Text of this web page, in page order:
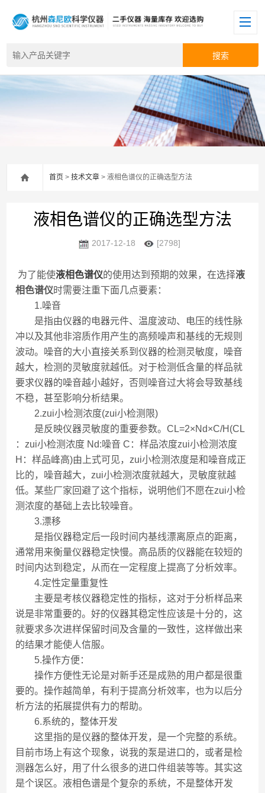
首页 >技术文章 > 液相色谱仪的正确选型方法
液相色谱仪的正确选型方法
2017-12-18 [2798]
为了能使液相色谱仪的使用达到预期的效果，在选择液
相色谱仪时需要注重下面几点要素：
1.噪音
是指由仪器的电器元件、温度波动、电压的线性脉
冲以及其他非溶质作用产生的高频噪声和基线的无规则
波动。噪音的大小直接关系到仪器的检测灵敏度，噪音
越大，检测的灵敏度就越低。对于检测低含量的样品就
要求仪器的噪音越小越好，否则噪音过大将会导致基线
不稳，甚至影响分析结果。
2.zui小检测浓度(zui小检测限)
是反映仪器灵敏度的重要参数。CL=2×Nd×C/H(CL
：zui小检测浓度 Nd:噪音 C：样品浓度zui小检测浓度
H：样品峰高)由上式可见，zui小检测浓度是和噪音成正
比的，噪音越大，zui小检测浓度就越大，灵敏度就越
低。某些厂家回避了这个指标，说明他们不愿在zui小检
测浓度的基础上去比较噪音。
3.漂移
是指仪器稳定后一段时间内基线漂离原点的距离，
通常用来衡量仪器稳定快慢。高品质的仪器能在较短的
时间内达到稳定，从而在一定程度上提高了分析效率。
4.定性定量重复性
主要是考核仪器稳定性的指标，这对于分析样品来
说是非常重要的。好的仪器其稳定性应该是十分的，这
就要求多次进样保留时间及含量的一致性，这样做出来
的结果才能使人信服。
5.操作方便：
操作方便性无论是对新手还是成熟的用户都是很重
要的。操作越简单，有利于提高分析效率，也为以后分
析方法的拓展提供有力的帮助。
6.系统的，整体开发
这里指的是仪器的整体开发，是一个完整的系统。
目前市场上有这个现象，说我的泵是进口的，或者是检
测器怎么好，用了什么很多的进口件组装等等。其实这
是个误区。液相色谱是个复杂的系统，不是整体开发